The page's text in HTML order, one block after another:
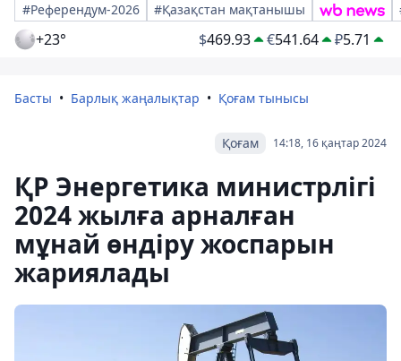
#Референдум-2026
#Қазақстан мақтанышы
+23° $469.93 €541.64 ₽5.71
Басты Барлық жаңалықтар Қоғам тынысы
14:18, 16 қаңтар 2024
Қоғам
ҚР Энергетика министрлігі
2024 жылға арналған
мұнай өндіру жоспарын
жариялады